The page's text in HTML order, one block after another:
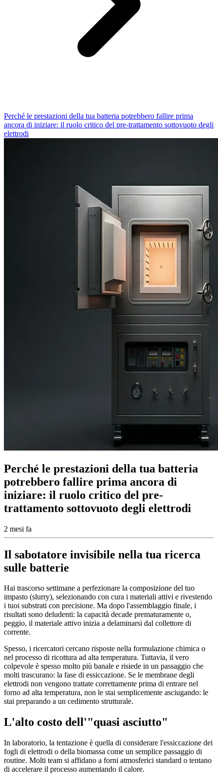
Perché le prestazioni della tua batteria potrebbero fallire prima
ancora di iniziare: il ruolo critico del pre-trattamento sottovuoto degli
elettrodi
Perché le prestazioni della tua batteria
potrebbero fallire prima ancora di
iniziare: il ruolo critico del pre-
trattamento sottovuoto degli elettrodi
2 mesi fa
Il sabotatore invisibile nella tua ricerca
sulle batterie
Hai trascorso settimane a perfezionare la composizione del tuo
impasto (slurry), selezionando con cura i materiali attivi e rivestendo
i tuoi substrati con precisione. Ma dopo l'assemblaggio finale, i
risultati sono deludenti: la capacità decade prematuramente o,
peggio, il materiale attivo inizia a delaminarsi dal collettore di
corrente.
Spesso, i ricercatori cercano risposte nella formulazione chimica o
nel processo di ricottura ad alta temperatura. Tuttavia, il vero
colpevole è spesso molto più banale e risiede in un passaggio che
molti trascurano: la fase di essiccazione. Se le membrane degli
elettrodi non vengono trattate correttamente prima di entrare nel
forno ad alta temperatura, non le stai semplicemente asciugando: le
stai preparando a un cedimento strutturale.
L'alto costo dell'"quasi asciutto"
In laboratorio, la tentazione è quella di considerare l'essiccazione dei
fogli di elettrodi o della biomassa come un semplice passaggio di
routine. Molti team si affidano a forni atmosferici standard o tentano
di accelerare il processo aumentando il calore.